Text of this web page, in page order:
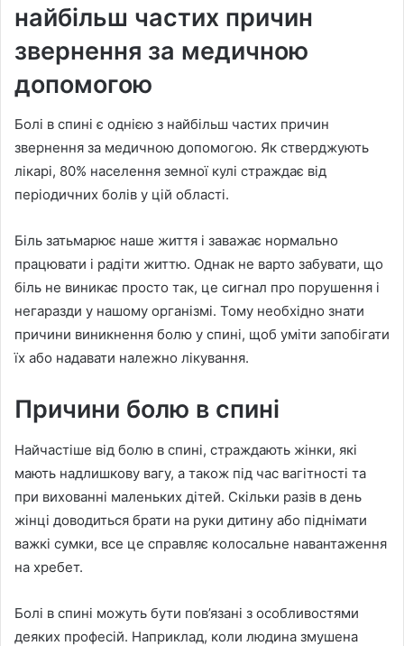
найбільш частих причин
звернення за медичною
допомогою
Болі в спині є однією з найбільш частих причин
звернення за медичною допомогою. Як стверджують
лікарі, 80% населення земної кулі страждає від
періодичних болів у цій області.
Біль затьмарює наше життя і заважає нормально
працювати і радіти життю. Однак не варто забувати, що
біль не виникає просто так, це сигнал про порушення і
негаразди у нашому організмі. Тому необхідно знати
причини виникнення болю у спині, щоб уміти запобігати
їх або надавати належно лікування.
Причини болю в спині
Найчастіше від болю в спині, страждають жінки, які
мають надлишкову вагу, а також під час вагітності та
при вихованні маленьких дітей. Скільки разів в день
жінці доводиться брати на руки дитину або піднімати
важкі сумки, все це справляє колосальне навантаження
на хребет.
Болі в спині можуть бути пов’язані з особливостями
деяких професій. Наприклад, коли людина змушена